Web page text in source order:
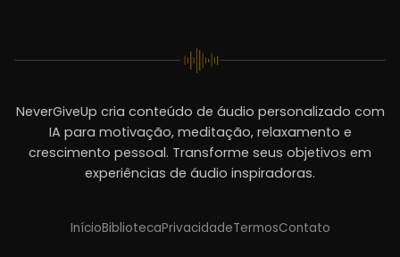
NeverGiveUp cria conteúdo de áudio personalizado com
IA para motivação, meditação, relaxamento e
crescimento pessoal. Transforme seus objetivos em
experiências de áudio inspiradoras.
InícioBibliotecaPrivacidadeTermosContato